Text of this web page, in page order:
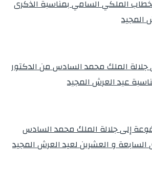
الملكي السامي بمناسبة الذكرى
جلالة الملك محمد السادس من الدكتور
عيد العرش المجيد
إلى جلالة الملك محمد السادس
السابعة و العشرين لعيد العرش المجيد